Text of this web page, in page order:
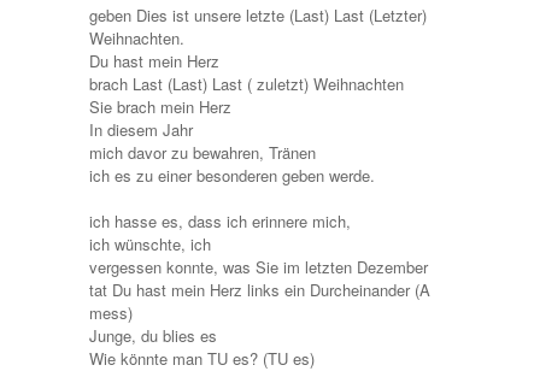
geben Dies ist unsere letzte (Last) Last (Letzter)
Weihnachten.
Du hast mein Herz
brach Last (Last) Last ( zuletzt) ​​Weihnachten
Sie brach mein Herz
In diesem Jahr
mich davor zu bewahren, Tränen
ich es zu einer besonderen geben werde.
ich hasse es, dass ich erinnere mich,
ich wünschte, ich
vergessen konnte, was Sie im letzten Dezember
tat Du hast mein Herz links ein Durcheinander (A
mess)
Junge, du blies es
Wie könnte man TU es? (TU es)